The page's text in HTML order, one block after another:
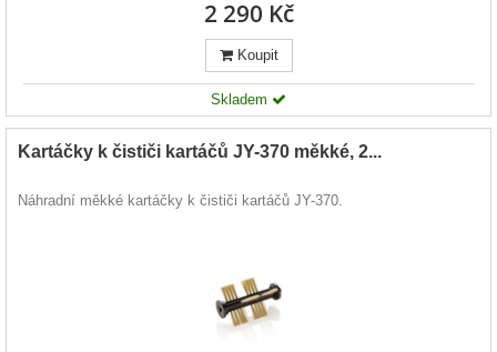
2 290 Kč
Koupit
Skladem
Kartáčky k čističi kartáčů JY-370 měkké, 2...
Náhradní měkké kartáčky k čističi kartáčů JY-370.